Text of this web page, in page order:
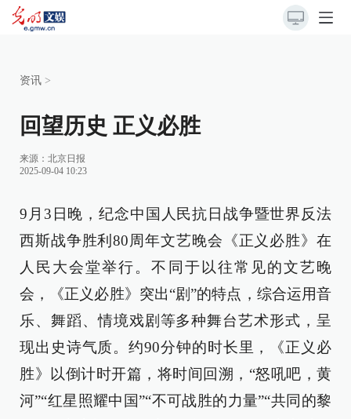
资讯 >
回望历史 正义必胜
来源： 北京日报
2025-09-04 10:23
9月3日晚，纪念中国人民抗日战争暨世界反法
西斯战争胜利80周年文艺晚会《正义必胜》在
人民大会堂举行。不同于以往常见的文艺晚
会，《正义必胜》突出“剧”的特点，综合运用音
乐、舞蹈、情境戏剧等多种舞台艺术形式，呈
现出史诗气质。约90分钟的时长里，《正义必
胜》以倒计时开篇，将时间回溯，“怒吼吧，黄
河”“红星照耀中国”“不可战胜的力量”“共同的黎